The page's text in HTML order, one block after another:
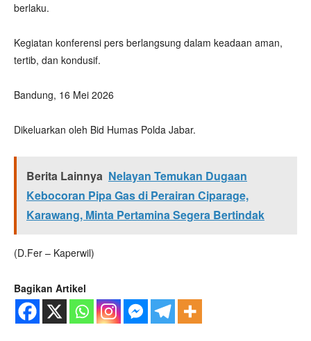
berlaku.
‎Kegiatan konferensi pers berlangsung dalam keadaan aman,
tertib, dan kondusif.
‎Bandung, 16 Mei 2026
‎Dikeluarkan oleh Bid Humas Polda Jabar.
Berita Lainnya Nelayan Temukan Dugaan
Kebocoran Pipa Gas di Perairan Ciparage,
Karawang, Minta Pertamina Segera Bertindak
(D.Fer – Kaperwil)
Bagikan Artikel